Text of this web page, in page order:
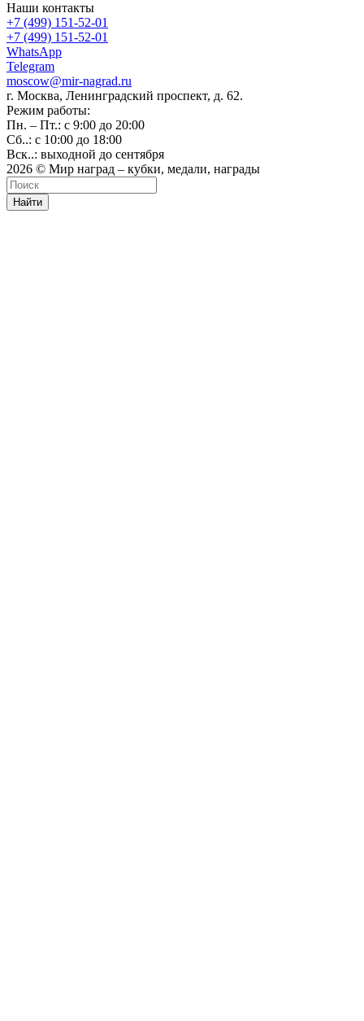
Наши контакты
+7 (499) 151-52-01
+7 (499) 151-52-01
WhatsApp
Telegram
moscow@mir-nagrad.ru
г. Москва, Ленинградский проспект, д. 62.
Режим работы:
Пн. – Пт.: с 9:00 до 20:00
Сб..: с 10:00 до 18:00
Вск..: выходной до сентября
2026 © Мир наград – кубки, медали, награды
Найти